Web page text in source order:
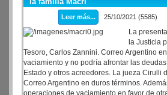
Leer más... 25/10/2021
La
la Justicia
Tesoro, Carlos Zannini. Correo Argentino
vaciamiento y no podría afrontar las
Estado y otros acreedores. La jueza Cirulli
Correo Argentino en duros términos.
operaciones de vaciamiento en favor de